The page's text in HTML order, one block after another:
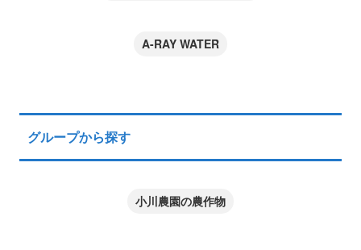
A-RAY WATER
グループから探す
小川農園の農作物